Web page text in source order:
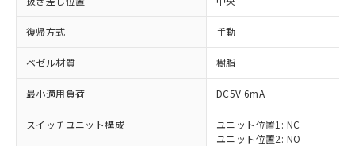
復帰方式 手動
ベゼル材質 樹脂
最小適用負荷 DC5V 6mA
スイッチユニット構成
ユニット位置1: NC
ユニット位置2: NO